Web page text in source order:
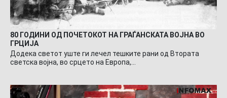
80 ГОДИНИ ОД ПОЧЕТОКОТ НА ГРАЃАНСКАТА ВОЈНА ВО
ГРЦИЈА
Додека светот уште ги лечел тешките рани од Втората
светска војна, во срцето на Европа,…